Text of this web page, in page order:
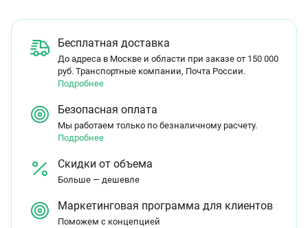
Бесплатная доставка
До адреса в Москве и области при заказе от 150 000
руб. Транспортные компании, Почта России.
Подробнее
Безопасная оплата
Мы работаем только по безналичному расчету.
Подробнее
Скидки от объема
Больше — дешевле
Маркетинговая программа для клиентов
Поможем с концепцией